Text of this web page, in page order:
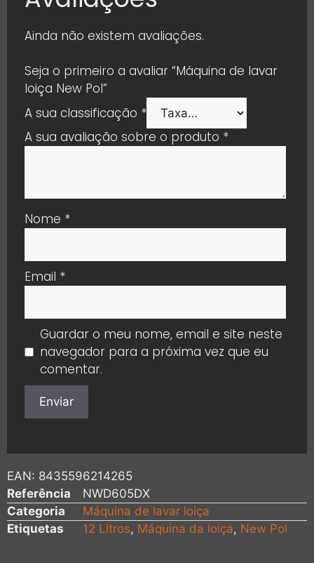
Ainda não existem avaliações.
Seja o primeiro a avaliar “Máquina de lavar
loiça New Pol”
A sua classificação *
A sua avaliação sobre o produto *
Nome *
Email *
Guardar o meu nome, email e site neste
navegador para a próxima vez que eu
comentar.
EAN: 8435596214265
Referência
NWD605DX
Categoria
Máquina de lavar loiça
Etiquetas
12 Litros, Máquina da loiça, New Pol